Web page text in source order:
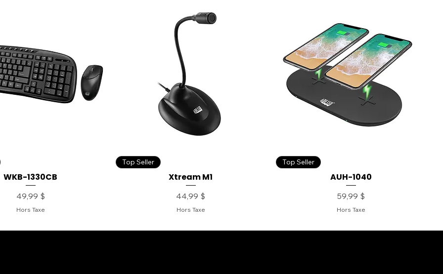
WKB-1330CB
Prix
49,99 $
Hors Taxe
Top Seller
Xtream M1
Prix
44,99 $
Hors Taxe
Top Seller
AUH-1040
Prix
59,99 $
Hors Taxe